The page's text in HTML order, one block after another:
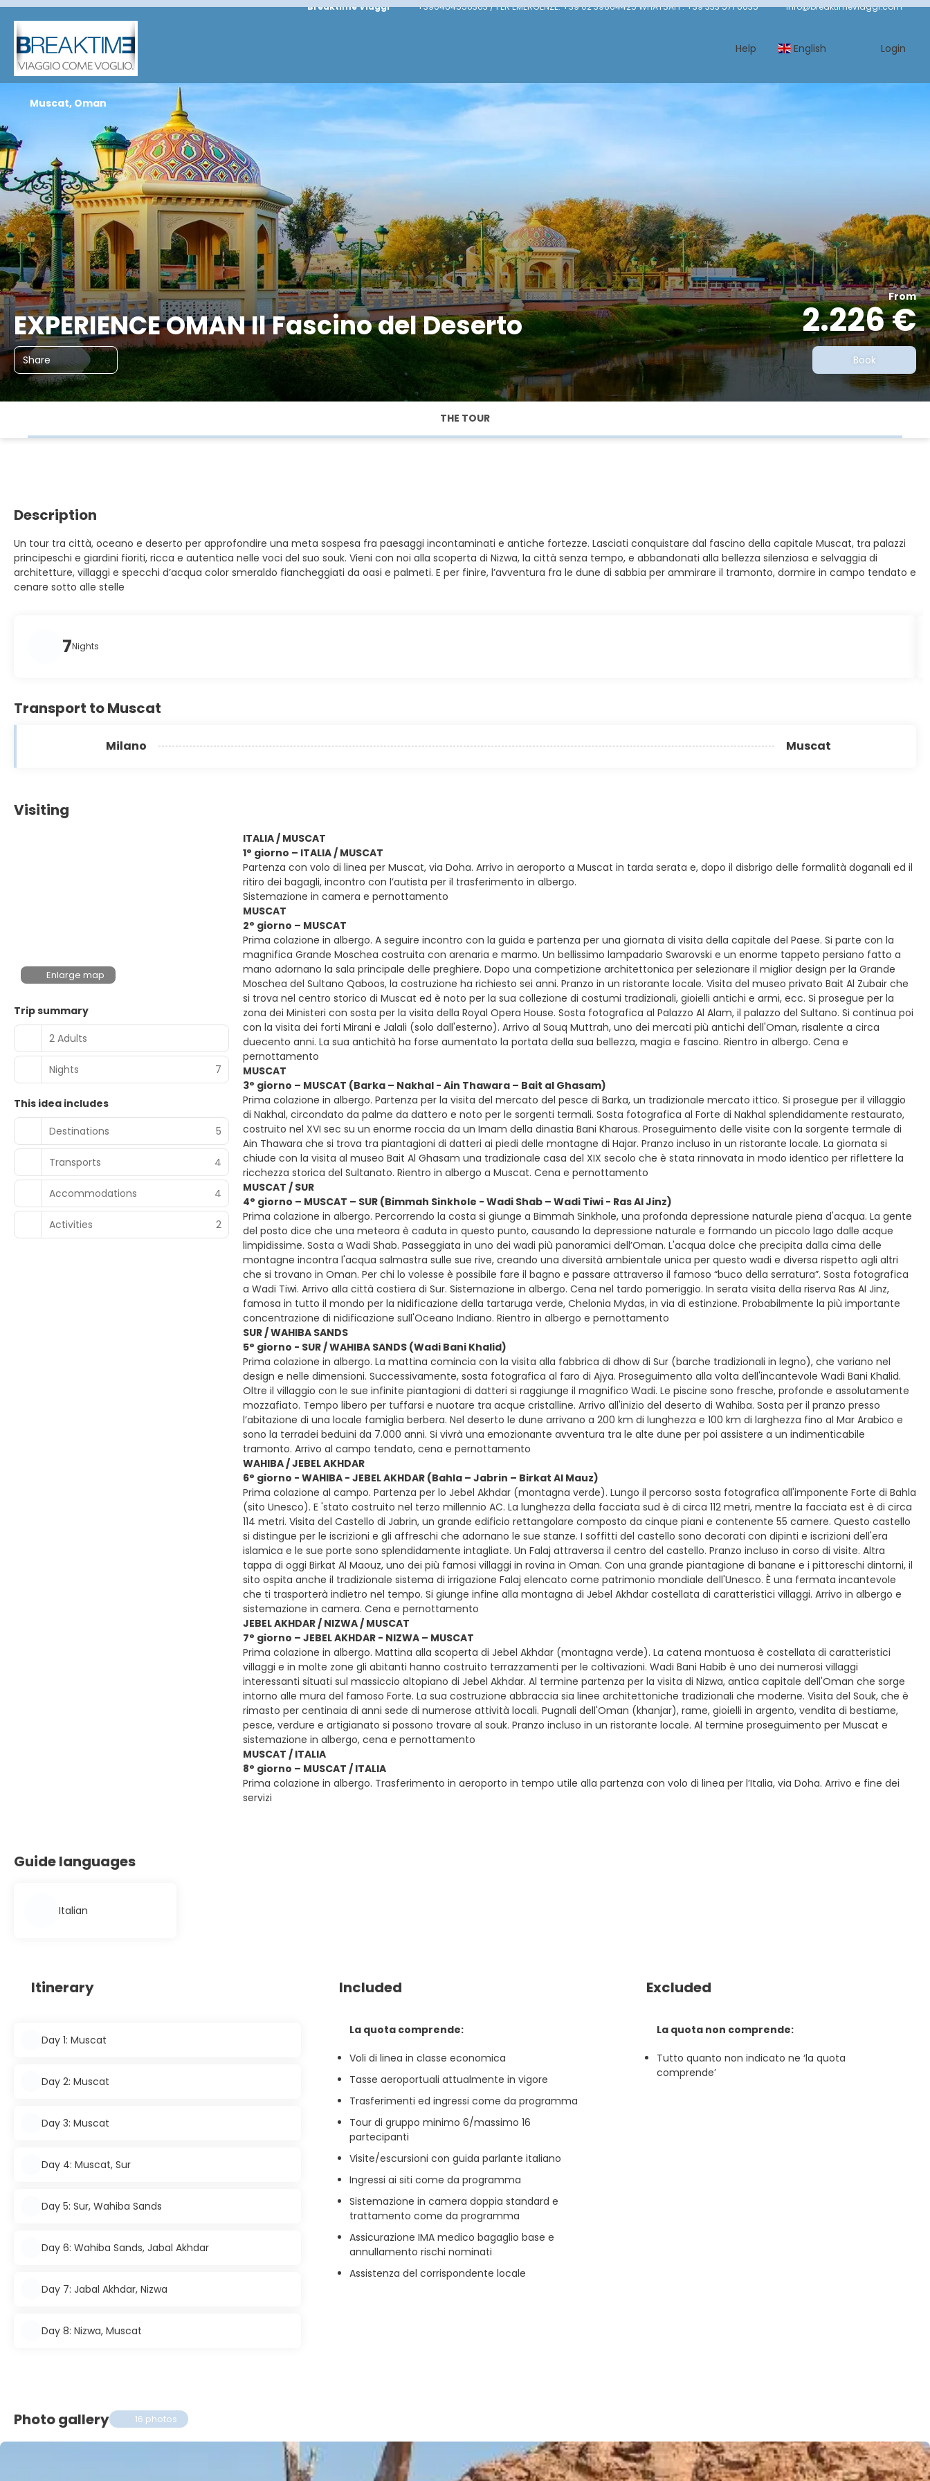
Breaktime Viaggi +390464556363 / PER EMERGENZE: +39 02 39864425 WHATSAPP: +39 333 571 6035 info@breaktimeviaggi.com
Help English Login
EXPERIENCE OMAN Il Fascino del Deserto
From
2.226 €
Share Book
Muscat, Oman
THE TOUR
Description
Un tour tra città, oceano e deserto per approfondire una meta sospesa fra paesaggi incontaminati e antiche fortezze. Lasciati conquistare dal fascino della capitale Muscat, tra palazzi
principeschi e giardini fioriti, ricca e autentica nelle voci del suo souk. Vieni con noi alla scoperta di Nizwa, la città senza tempo, e abbandonati alla bellezza silenziosa e selvaggia di
architetture, villaggi e specchi d’acqua color smeraldo fiancheggiati da oasi e palmeti. E per finire, l’avventura fra le dune di sabbia per ammirare il tramonto, dormire in campo tendato e
cenare sotto alle stelle
7Nights
Transport to Muscat
Milano Muscat
Visiting
Enlarge map
Trip summary
2 Adults
Nights 7
This idea includes
Destinations
5
Transports 4
Accommodations 4
Activities 2
ITALIA / MUSCAT
1° giorno – ITALIA / MUSCAT
Partenza con volo di linea per Muscat, via Doha. Arrivo in aeroporto a Muscat in tarda serata e, dopo il disbrigo delle formalità doganali ed il
ritiro dei bagagli, incontro con l’autista per il trasferimento in albergo.
Sistemazione in camera e pernottamento
MUSCAT
2° giorno – MUSCAT
Prima colazione in albergo. A seguire incontro con la guida e partenza per una giornata di visita della capitale del Paese. Si parte con la
magnifica Grande Moschea costruita con arenaria e marmo. Un bellissimo lampadario Swarovski e un enorme tappeto persiano fatto a
mano adornano la sala principale delle preghiere. Dopo una competizione architettonica per selezionare il miglior design per la Grande
Moschea del Sultano Qaboos, la costruzione ha richiesto sei anni. Pranzo in un ristorante locale. Visita del museo privato Bait Al Zubair che
si trova nel centro storico di Muscat ed è noto per la sua collezione di costumi tradizionali, gioielli antichi e armi, ecc. Si prosegue per la
zona dei Ministeri con sosta per la visita della Royal Opera House. Sosta fotografica al Palazzo Al Alam, il palazzo del Sultano. Si continua poi
con la visita dei forti Mirani e Jalali (solo dall'esterno). Arrivo al Souq Muttrah, uno dei mercati più antichi dell'Oman, risalente a circa
duecento anni. La sua antichità ha forse aumentato la portata della sua bellezza, magia e fascino. Rientro in albergo. Cena e
pernottamento
MUSCAT
3° giorno – MUSCAT (Barka – Nakhal - Ain Thawara – Bait al Ghasam)
Prima colazione in albergo. Partenza per la visita del mercato del pesce di Barka, un tradizionale mercato ittico. Si prosegue per il villaggio
di Nakhal, circondato da palme da dattero e noto per le sorgenti termali. Sosta fotografica al Forte di Nakhal splendidamente restaurato,
costruito nel XVI sec su un enorme roccia da un Imam della dinastia Bani Kharous. Proseguimento delle visite con la sorgente termale di
Ain Thawara che si trova tra piantagioni di datteri ai piedi delle montagne di Hajar. Pranzo incluso in un ristorante locale. La giornata si
chiude con la visita al museo Bait Al Ghasam una tradizionale casa del XIX secolo che è stata rinnovata in modo identico per riflettere la
ricchezza storica del Sultanato. Rientro in albergo a Muscat. Cena e pernottamento
MUSCAT / SUR
4° giorno – MUSCAT – SUR (Bimmah Sinkhole - Wadi Shab – Wadi Tiwi - Ras Al Jinz)
Prima colazione in albergo. Percorrendo la costa si giunge a Bimmah Sinkhole, una profonda depressione naturale piena d'acqua. La gente
del posto dice che una meteora è caduta in questo punto, causando la depressione naturale e formando un piccolo lago dalle acque
limpidissime. Sosta a Wadi Shab. Passeggiata in uno dei wadi più panoramici dell’Oman. L'acqua dolce che precipita dalla cima delle
montagne incontra l'acqua salmastra sulle sue rive, creando una diversità ambientale unica per questo wadi e diversa rispetto agli altri
che si trovano in Oman. Per chi lo volesse è possibile fare il bagno e passare attraverso il famoso “buco della serratura”. Sosta fotografica
a Wadi Tiwi. Arrivo alla città costiera di Sur. Sistemazione in albergo. Cena nel tardo pomeriggio. In serata visita della riserva Ras AI Jinz,
famosa in tutto il mondo per la nidificazione della tartaruga verde, Chelonia Mydas, in via di estinzione. Probabilmente la più importante
concentrazione di nidificazione sull'Oceano Indiano. Rientro in albergo e pernottamento
SUR / WAHIBA SANDS
5° giorno - SUR / WAHIBA SANDS (Wadi Bani Khalid)
Prima colazione in albergo. La mattina comincia con la visita alla fabbrica di dhow di Sur (barche tradizionali in legno), che variano nel
design e nelle dimensioni. Successivamente, sosta fotografica al faro di Ajya. Proseguimento alla volta dell'incantevole Wadi Bani Khalid.
Oltre il villaggio con le sue infinite piantagioni di datteri si raggiunge il magnifico Wadi. Le piscine sono fresche, profonde e assolutamente
mozzafiato. Tempo libero per tuffarsi e nuotare tra acque cristalline. Arrivo all'inizio del deserto di Wahiba. Sosta per il pranzo presso
l’abitazione di una locale famiglia berbera. Nel deserto le dune arrivano a 200 km di lunghezza e 100 km di larghezza fino al Mar Arabico e
sono la terradei beduini da 7.000 anni. Si vivrà una emozionante avventura tra le alte dune per poi assistere a un indimenticabile
tramonto. Arrivo al campo tendato, cena e pernottamento
WAHIBA / JEBEL AKHDAR
6° giorno - WAHIBA - JEBEL AKHDAR (Bahla – Jabrin – Birkat Al Mauz)
Prima colazione al campo. Partenza per lo Jebel Akhdar (montagna verde). Lungo il percorso sosta fotografica all'imponente Forte di Bahla
(sito Unesco). E 'stato costruito nel terzo millennio AC. La lunghezza della facciata sud è di circa 112 metri, mentre la facciata est è di circa
114 metri. Visita del Castello di Jabrin, un grande edificio rettangolare composto da cinque piani e contenente 55 camere. Questo castello
si distingue per le iscrizioni e gli affreschi che adornano le sue stanze. I soffitti del castello sono decorati con dipinti e iscrizioni dell'era
islamica e le sue porte sono splendidamente intagliate. Un Falaj attraversa il centro del castello. Pranzo incluso in corso di visite. Altra
tappa di oggi Birkat Al Maouz, uno dei più famosi villaggi in rovina in Oman. Con una grande piantagione di banane e i pittoreschi dintorni, il
sito ospita anche il tradizionale sistema di irrigazione Falaj elencato come patrimonio mondiale dell'Unesco. È una fermata incantevole
che ti trasporterà indietro nel tempo. Si giunge infine alla montagna di Jebel Akhdar costellata di caratteristici villaggi. Arrivo in albergo e
sistemazione in camera. Cena e pernottamento
JEBEL AKHDAR / NIZWA / MUSCAT
7° giorno – JEBEL AKHDAR - NIZWA – MUSCAT
Prima colazione in albergo. Mattina alla scoperta di Jebel Akhdar (montagna verde). La catena montuosa è costellata di caratteristici
villaggi e in molte zone gli abitanti hanno costruito terrazzamenti per le coltivazioni. Wadi Bani Habib è uno dei numerosi villaggi
interessanti situati sul massiccio altopiano di Jebel Akhdar. Al termine partenza per la visita di Nizwa, antica capitale dell'Oman che sorge
intorno alle mura del famoso Forte. La sua costruzione abbraccia sia linee architettoniche tradizionali che moderne. Visita del Souk, che è
rimasto per centinaia di anni sede di numerose attività locali. Pugnali dell'Oman (khanjar), rame, gioielli in argento, vendita di bestiame,
pesce, verdure e artigianato si possono trovare al souk. Pranzo incluso in un ristorante locale. Al termine proseguimento per Muscat e
sistemazione in albergo, cena e pernottamento
MUSCAT / ITALIA
8° giorno – MUSCAT / ITALIA
Prima colazione in albergo. Trasferimento in aeroporto in tempo utile alla partenza con volo di linea per l’Italia, via Doha. Arrivo e fine dei
servizi
Guide languages
Italian
Itinerary
Day 1: Muscat
Day 2: Muscat
Day 3: Muscat
Day 4: Muscat, Sur
Day 5: Sur, Wahiba Sands
Day 6: Wahiba Sands, Jabal Akhdar
Day 7: Jabal Akhdar, Nizwa
Day 8: Nizwa, Muscat
Included
La quota comprende:
Voli di linea in classe economica
Tasse aeroportuali attualmente in vigore
Trasferimenti ed ingressi come da programma
Tour di gruppo minimo 6/massimo 16
partecipanti
Visite/escursioni con guida parlante italiano
Ingressi ai siti come da programma
Sistemazione in camera doppia standard e
trattamento come da programma
Assicurazione IMA medico bagaglio base e
annullamento rischi nominati
Assistenza del corrispondente locale
Excluded
La quota non comprende:
Tutto quanto non indicato ne ‘la quota
comprende’
Photo gallery 16 photos